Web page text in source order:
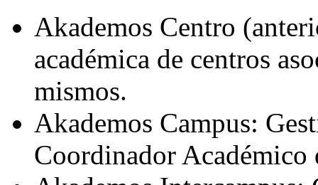
Akademos Centro
académica de centros
mismos.
Akademos Campus:
Coordinador Académico